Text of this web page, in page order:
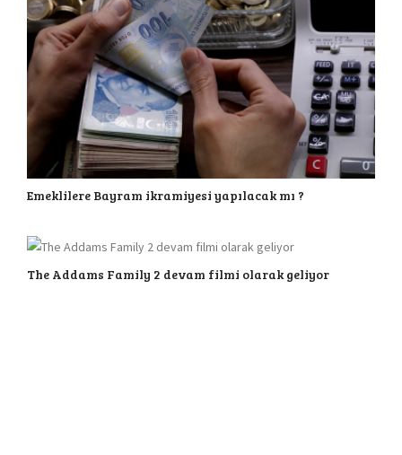
Emeklilere Bayram ikramiyesi yapılacak mı ?
The Addams Family 2 devam filmi olarak geliyor